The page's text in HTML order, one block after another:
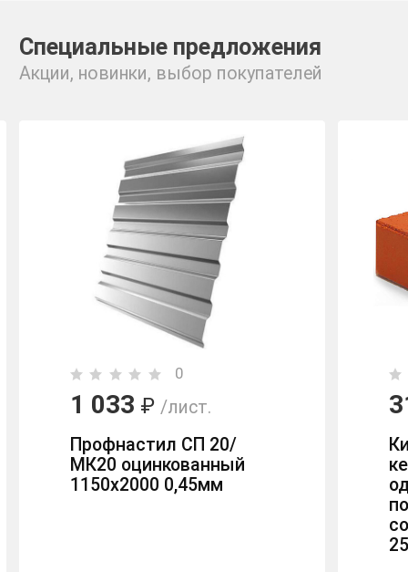
Специальные предложения
Акции, новинки, выбор покупателей
0
1 033 ₽ /лист.
Профнастил СП 20/
МК20 оцинкованный
1150х2000 0,45мм